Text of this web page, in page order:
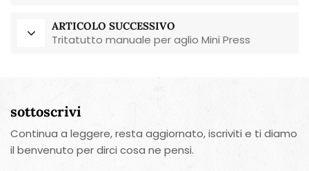
ARTICOLO SUCCESSIVO
Tritatutto manuale per aglio Mini Press
sottoscrivi
Continua a leggere, resta aggiornato, iscriviti e ti diamo
il benvenuto per dirci cosa ne pensi.